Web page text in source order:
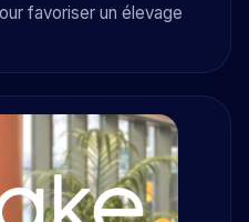
favoriser un élevage